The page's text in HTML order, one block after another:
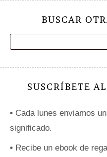
BUSCAR
SUSCRÍBETE
• Cada lunes enviamos
significado.
• Recibe un ebook de